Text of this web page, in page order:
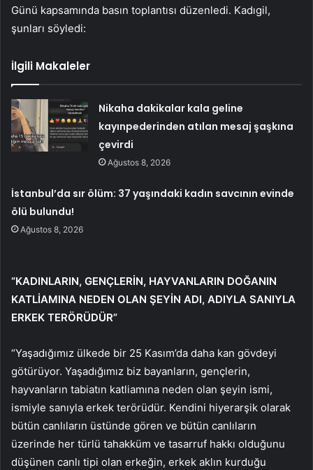
Günü kapsamında basın toplantısı düzenledi. Kadıgil,
şunları söyledi:
İlgili Makaleler
Nikaha dakikalar kala geline
kayınpederinden atılan mesaj şaşkına
çevirdi
Ağustos 8, 2026
İstanbul’da sır ölüm: 37 yaşındaki kadın savcının evinde
ölü bulundu!
Ağustos 8, 2026
“KADINLARIN, GENÇLERİN, HAYVANLARIN DOĞANIN
KATLİAMINA NEDEN OLAN ŞEYİN ADI, ADIYLA SANIYLA
ERKEK TERÖRÜDÜR”
“Yaşadığımız ülkede bir 25 Kasım’da daha kan gövdeyi
götürüyor. Yaşadığımız biz bayanların, gençlerin,
hayvanların tabiatın katliamına neden olan şeyin ismi,
ismiyle sanıyla erkek terörüdür. Kendini hiyerarşik olarak
bütün canlıların üstünde gören ve bütün canlıların
üzerinde her türlü tahakküm ve tasarruf hakkı olduğunu
düşünen canlı tipi olan erkeğin, erkek aklın kurduğu